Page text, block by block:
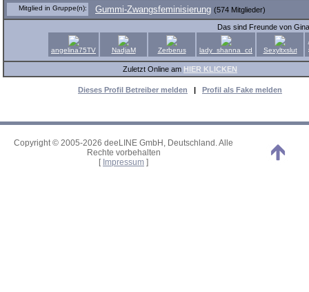
Mitglied in Gruppe(n): Gummi-Zwangsfeminisierung (574 Mitglieder)
Das sind Freunde von
angelina75TV NadjaM Zerberus lady_shanna_cd Sexyltxslut
Zuletzt Online am HIER KLICKEN
Dieses Profil Betreiber melden | Profil als Fake melden
Copyright © 2005-2026 deeLINE GmbH, Deutschland. Alle
Rechte vorbehalten
[ Impressum ]